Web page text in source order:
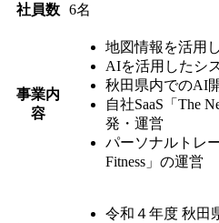
社員数
6名
事業内
容
地図情報を活用
AIを活用したシ
秋田県内でのAI
自社SaaS「The
発・運営
パーソナルトレ
Fitness」の運営
令和４年度 秋田